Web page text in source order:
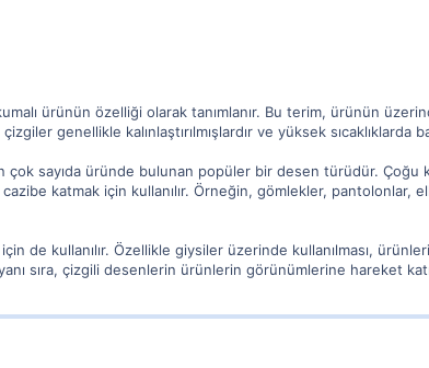
ürünün özelliği olarak tanımlanır. Bu terim, ürünün
genellikle kalınlaştırılmışlardır ve yüksek sıcaklıklarda
çok sayıda üründe bulunan popüler bir desen türüdür.
katmak için kullanılır. Örneğin, gömlekler, pantolonlar,
de kullanılır. Özellikle giysiler üzerinde kullanılması,
yanı sıra, çizgili desenlerin ürünlerin görünümlerine hareket